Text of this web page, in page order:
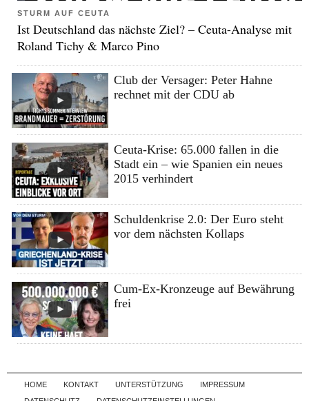
STURM AUF CEUTA
Ist Deutschland das nächste Ziel? – Ceuta-Analyse mit
Roland Tichy & Marco Pino
Club der Versager: Peter Hahne
rechnet mit der CDU ab
Ceuta-Krise: 65.000 fallen in die
Stadt ein – wie Spanien ein neues
2015 verhindert
Schuldenkrise 2.0: Der Euro steht
vor dem nächsten Kollaps
Cum-Ex-Kronzeuge auf Bewährung
frei
Skip to content
HOME KONTAKT UNTERSTÜTZUNG
IMPRESSUM